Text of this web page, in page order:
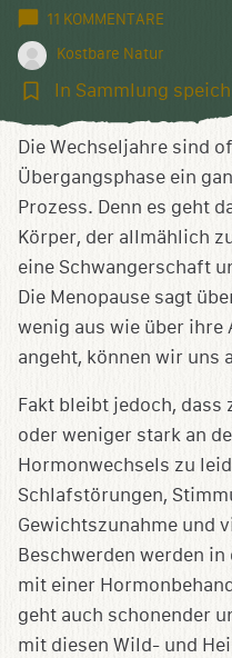
11 KOMMENTARE
Kostbare Natur
In
speichern
In Sammlung
Die Wechseljahre sind
Übergangsphase ein
Prozess. Denn es geht
Körper, der allmählich
eine Schwangerschaft
Die Menopause sagt
wenig aus wie über ihre
angeht, können wir uns
Fakt bleibt jedoch, dass
oder weniger stark an
Hormonwechsels zu
Schlafstörungen,
Gewichtszunahme und
Beschwerden werden
mit einer
geht auch schonender
mit diesen Wild- und